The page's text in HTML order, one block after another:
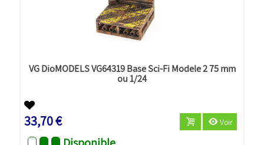
VG DioMODELS VG64319 Base Sci-Fi Modele 2 75 mm
ou 1/24
33,70 € Voir